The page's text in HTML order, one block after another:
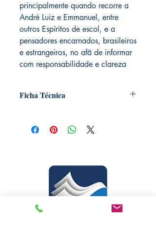
principalmente quando recorre a
André Luiz e Emmanuel, entre
outros Espíritos de escol, e a
pensadores encarnados, brasileiros
e estrangeiros, no afã de informar
com responsabilidade e clareza
Ficha Técnica
Kardec
Autor: Christiano Torchi
Número de páginas: 479
Formato: 16x23x3,4cm